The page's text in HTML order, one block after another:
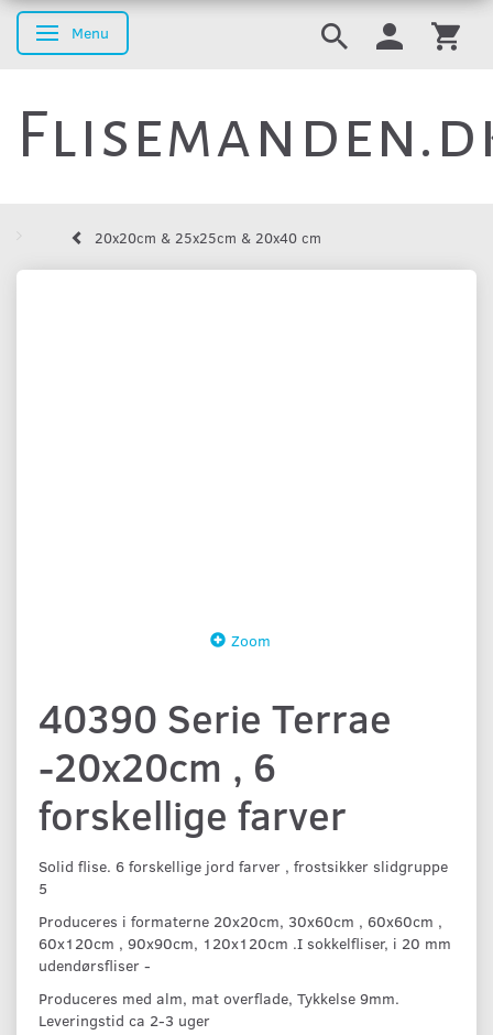
Skifte navigation
Menu
20x20cm & 25x25cm & 20x40 cm
Zoom
40390 Serie Terrae
-20x20cm , 6
forskellige farver
Solid flise. 6 forskellige jord farver , frostsikker slidgruppe
5
Produceres i formaterne 20x20cm, 30x60cm , 60x60cm ,
60x120cm , 90x90cm, 120x120cm .I sokkelfliser, i 20 mm
udendørsfliser -
Produceres med alm, mat overflade, Tykkelse 9mm.
Leveringstid ca 2-3 uger